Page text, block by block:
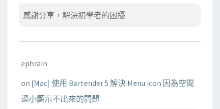
感謝分享，解決初學者的困擾
ephrain
on [Mac] 使用 Bartender 5 解決 Menu icon 因為空間
過小顯示不出來的問題